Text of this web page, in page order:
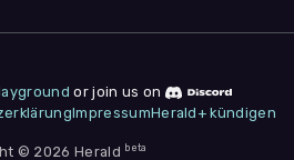
unter "
or join us on
ImpressumHerald+ kündigen
© 2026 Herald beta